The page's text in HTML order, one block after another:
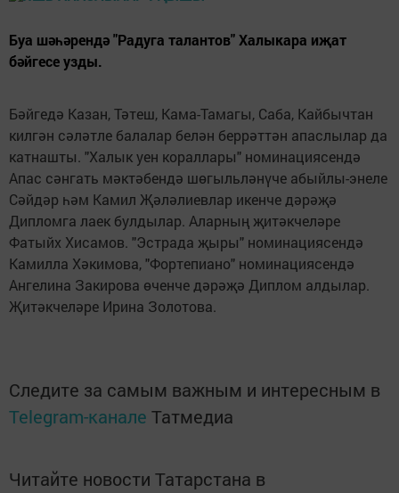
Буа шәһәрендә "Радуга талантов" Халыкара иҗат
бәйгесе узды.
Бәйгедә Казан, Тәтеш, Кама-Тамагы, Саба, Кайбычтан
килгән сәләтле балалар белән беррәттән апаслылар да
катнашты. "Халык уен кораллары" номинациясендә
Апас сәнгать мәктәбендә шөгыльләнүче абыйлы-энеле
Сәйдәр һәм Камил Җәләлиевлар икенче дәрәҗә
Дипломга лаек булдылар. Аларның җитәкчеләре
Фатыйх Хисамов. "Эстрада җыры" номинациясендә
Камилла Хәкимова, "Фортепиано" номинациясендә
Ангелина Закирова өченче дәрәҗә Диплом алдылар.
Җитәкчеләре Ирина Золотова.
Следите за самым важным и интересным в
Telegram-канале Татмедиа
Читайте новости Татарстана в